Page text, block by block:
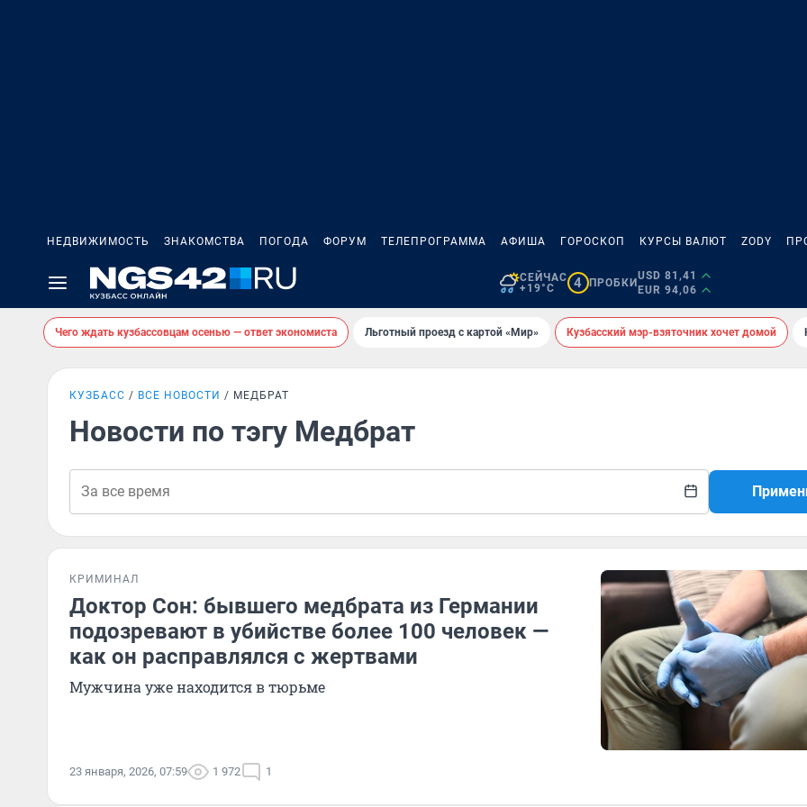
НЕДВИЖИМОСТЬ ЗНАКОМСТВА ПОГОДА ФОРУМ ТЕЛЕПРОГРАММА АФИША ГОРОСКОП КУРСЫ ВАЛЮТ ZODY
СЕЙЧАС
+19°C
4 ПРОБКИ
USD 81,41
EUR 94,06
Чего ждать кузбассовцам осенью — ответ экономиста Льготный проезд с картой «Мир» Кузбасский мэр-взяточник хочет домой
КУЗБАСС ВСЕ НОВОСТИ МЕДБРАТ
Новости по тэгу Медбрат
КРИМИНАЛ
Доктор Сон: бывшего медбрата из Германии
подозревают в убийстве более 100 человек —
как он расправлялся с жертвами
Мужчина уже находится в тюрьме
23 января, 2026, 07:59 1 972 1